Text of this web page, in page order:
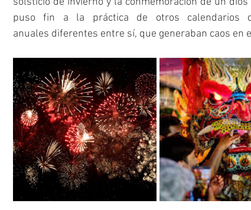
puso fin a la práctica de otros calendarios
anuales diferentes entre sí, que generaban caos en